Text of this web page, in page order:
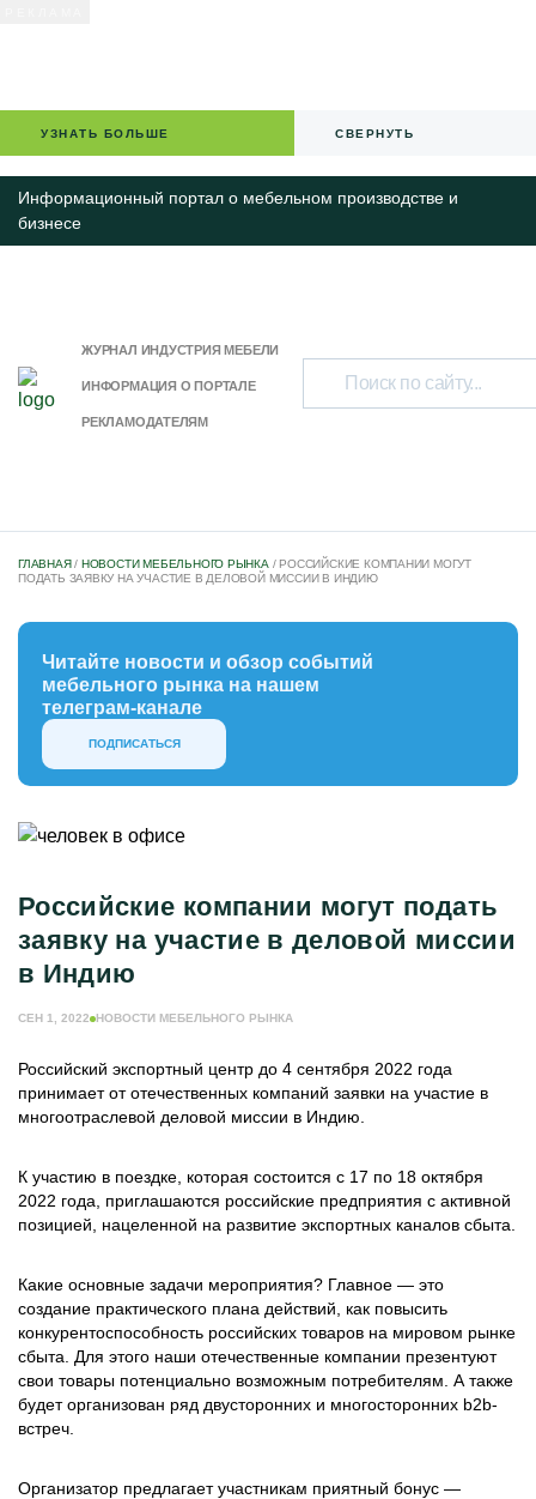
УЗНАТЬ БОЛЬШЕ СВЕРНУТЬ
Информационный портал о мебельном производстве и
бизнесе
ЖУРНАЛ ИНДУСТРИЯ МЕБЕЛИ
ИНФОРМАЦИЯ О ПОРТАЛЕ
РЕКЛАМОДАТЕЛЯМ
ГЛАВНАЯ/ НОВОСТИ МЕБЕЛЬНОГО РЫНКА / РОССИЙСКИЕ КОМПАНИИ МОГУТ
ПОДАТЬ ЗАЯВКУ НА УЧАСТИЕ В ДЕЛОВОЙ МИССИИ В ИНДИЮ
Читайте новости и обзор событий
мебельного рынка на нашем
телеграм-канале
ПОДПИСАТЬСЯ
Российские компании могут подать
заявку на участие в деловой миссии
в Индию
СЕН 1, 2022 НОВОСТИ МЕБЕЛЬНОГО РЫНКА
Российский экспортный центр до 4 сентября 2022 года
принимает от отечественных компаний заявки на участие в
многоотраслевой деловой миссии в Индию.
К участию в поездке, которая состоится с 17 по 18 октября
2022 года, приглашаются российские предприятия с активной
позицией, нацеленной на развитие экспортных каналов сбыта.
Какие основные задачи мероприятия? Главное — это
создание практического плана действий, как повысить
конкурентоспособность российских товаров на мировом рынке
сбыта. Для этого наши отечественные компании презентуют
свои товары потенциально возможным потребителям. А также
будет организован ряд двусторонних и многосторонних b2b-
встреч.
Организатор предлагает участникам приятный бонус —